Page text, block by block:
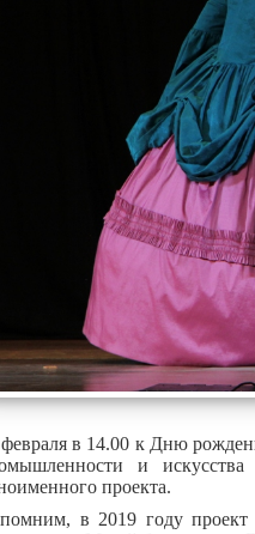
в 14.00 к Дню
и искусства
проекта.
в 2019 году проект